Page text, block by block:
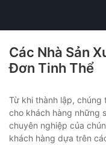
Các Nhà Sản
Đơn Tinh Thể
Từ khi thành lập,
cho khách hàng những
chuyên nghiệp của
khách hàng dựa trên